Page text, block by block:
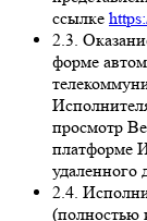
ссылке
2.3.
форме
просмотр
платформе
удаленного
2.4.
(полностью